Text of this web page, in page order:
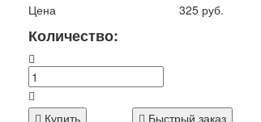
Цена
325 руб.
Количество:
Купить
Быстрый заказ